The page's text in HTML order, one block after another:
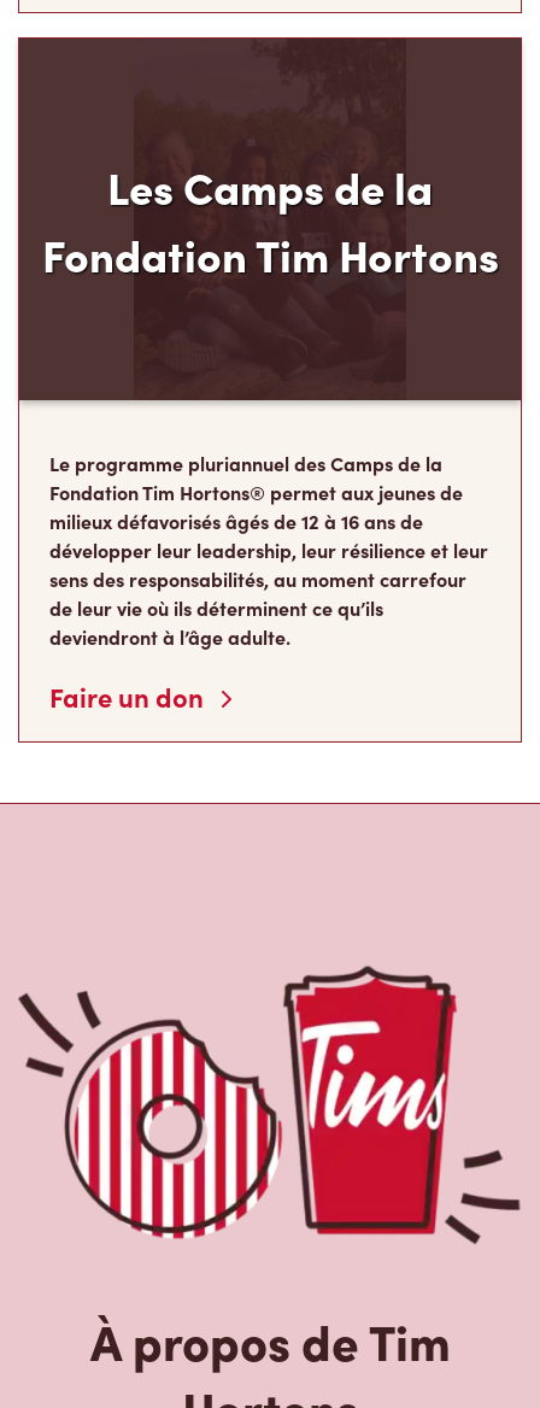
Les Camps de la
Fondation Tim Hortons
Le programme pluriannuel des Camps de la
Fondation Tim Hortons® permet aux jeunes de
milieux défavorisés âgés de 12 à 16 ans de
développer leur leadership, leur résilience et leur
sens des responsabilités, au moment carrefour
de leur vie où ils déterminent ce qu’ils
deviendront à l’âge adulte.
Faire un don
À propos de Tim